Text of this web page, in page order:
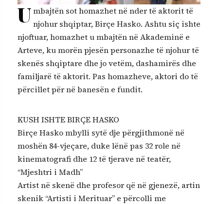
Umbajtën sot homazhet në nder të aktorit të
njohur shqiptar, Birçe Hasko. Ashtu siç ishte
njoftuar, homazhet u mbajtën në Akademinë e
Arteve, ku morën pjesën personazhe të njohur të
skenës shqiptare dhe jo vetëm, dashamirës dhe
familjarë të aktorit. Pas homazheve, aktori do të
përcillet për në banesën e fundit.
KUSH ISHTE BIRÇE HASKO
Birçe Hasko mbylli sytë dje përgjithmonë në
moshën 84-vjeçare, duke lënë pas 32 role në
kinematografi dhe 12 të tjerave në teatër,
“Mjeshtri i Madh”
Artist në skenë dhe profesor që në gjenezë, artin
skenik “Artisti i Merituar” e përcolli me